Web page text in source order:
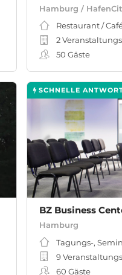
Hamburg /
Restaurant /
2
50 Gäste
SCHNELLE
BZ Business
Hamburg
Tagungs-,
9
60 Gäste